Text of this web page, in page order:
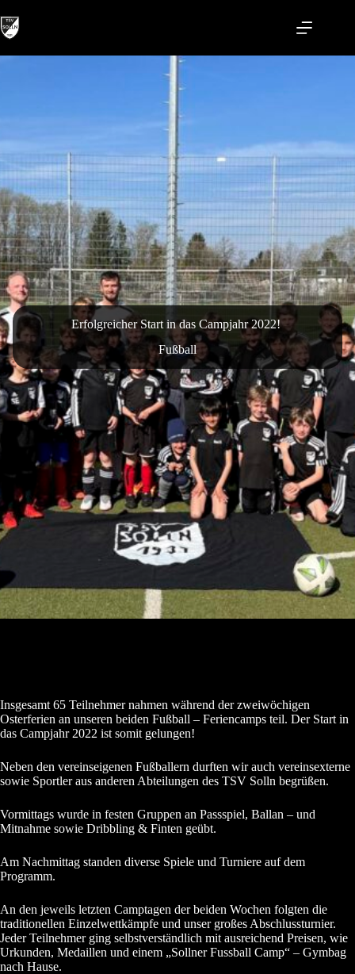
Inhalt
springen
Erfolgreicher Start in das Campjahr 2022!
Fußball
Insgesamt 65 Teilnehmer nahmen während der zweiwöchigen
Osterferien an unseren beiden Fußball – Feriencamps teil. Der Start in
das Campjahr 2022 ist somit gelungen!
Neben den vereinseigenen Fußballern durften wir auch vereinsexterne
sowie Sportler aus anderen Abteilungen des TSV Solln begrüßen.
Vormittags wurde in festen Gruppen an Passspiel, Ballan – und
Mitnahme sowie Dribbling & Finten geübt.
Am Nachmittag standen diverse Spiele und Turniere auf dem
Programm.
An den jeweils letzten Camptagen der beiden Wochen folgten die
traditionellen Einzelwettkämpfe und unser großes Abschlussturnier.
Jeder Teilnehmer ging selbstverständlich mit ausreichend Preisen, wie
Urkunden, Medaillen und einem „Sollner Fussball Camp“ – Gymbag
nach Hause.